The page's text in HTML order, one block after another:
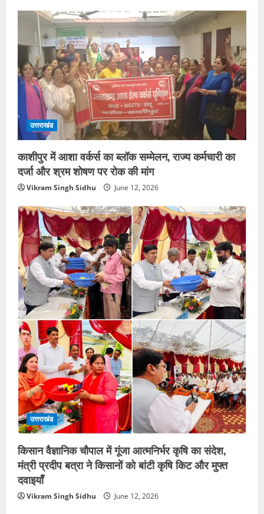
उत्तराखंड
काशीपुर में आशा वर्कर्स का ब्लॉक सम्मेलन, राज्य कर्मचारी का
दर्जा और श्रम शोषण पर रोक की मांग
Vikram Singh Sidhu June 12, 2026
उत्तराखंड
किसान वैज्ञानिक चौपाल में गूंजा आत्मनिर्भर कृषि का संदेश,
मंत्री प्रदीप बत्रा ने किसानों को बांटी कृषि किट और मुफ्त
दवाइयाँ
Vikram Singh Sidhu June 12, 2026